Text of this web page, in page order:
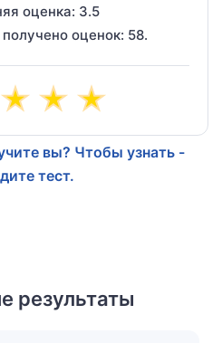
оценка: 3.5
получено оценок: 58.
вы? Чтобы узнать -
тест.
результаты